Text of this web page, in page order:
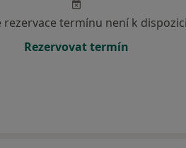
rezervace termínu není k dispozici
Rezervovat termín